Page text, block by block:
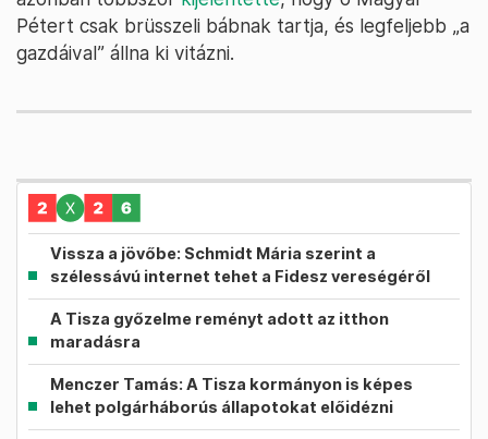
Pétert csak brüsszeli bábnak tartja, és legfeljebb „a
gazdáival” állna ki vitázni.
Vissza a jövőbe: Schmidt Mária szerint a
szélessávú internet tehet a Fidesz vereségéről
A Tisza győzelme reményt adott az itthon
maradásra
Menczer Tamás: A Tisza kormányon is képes
lehet polgárháborús állapotokat előidézni